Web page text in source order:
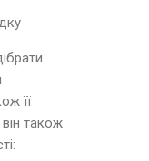
її
також